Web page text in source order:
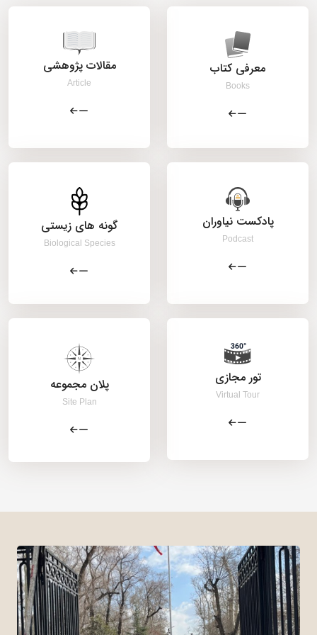
معرفی کتاب
Books
مقالات پژوهشی
Article
پادکست نیاوران
Podcast
گونه های زیستی
Biological Species
تور مجازی
Virtual Tour
پلان مجموعه
Site Plan